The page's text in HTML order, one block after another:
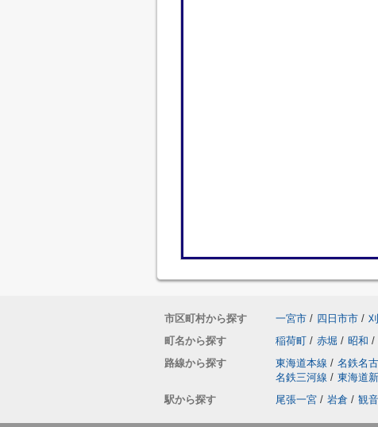
市区町村から探す 一宮市 / 四日市市 /
町名から探す
稲荷町 / 赤堀 / 昭和 /
路線から探す
東海道本線 / 名鉄名
名鉄三河線 / 東海道
駅から探す
尾張一宮 / 岩倉 / 観